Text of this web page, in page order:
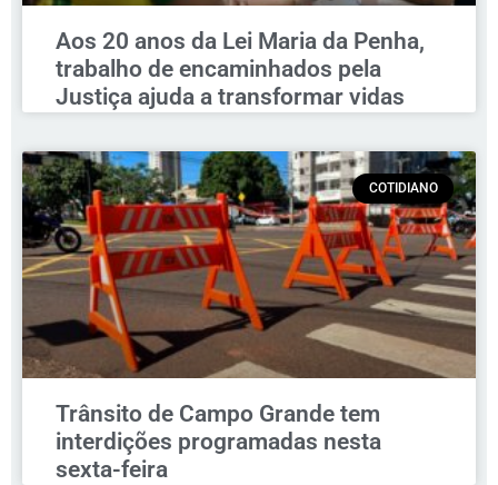
Aos 20 anos da Lei Maria da Penha,
trabalho de encaminhados pela
Justiça ajuda a transformar vidas
COTIDIANO
Trânsito de Campo Grande tem
interdições programadas nesta
sexta-feira